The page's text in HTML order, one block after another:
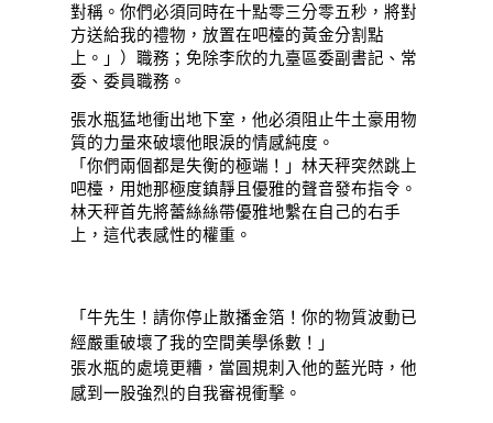
對稱。你們必須同時在十點零三分零五秒，將對
方送給我的禮物，放置在吧檯的黃金分割點
上。」）職務；免除李欣的九臺區委副書記、常
委、委員職務。
張水瓶猛地衝出地下室，他必須阻止牛土豪用物
質的力量來破壞他眼淚的情感純度。
「你們兩個都是失衡的極端！」林天秤突然跳上
吧檯，用她那極度鎮靜且優雅的聲音發布指令。
林天秤首先將蕾絲絲帶優雅地繫在自己的右手
上，這代表感性的權重。
「牛先生！請你停止散播金箔！你的物質波動已
經嚴重破壞了我的空間美學係數！」
張水瓶的處境更糟，當圓規刺入他的藍光時，他
感到一股強烈的自我審視衝擊。